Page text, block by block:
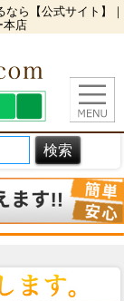
ら【公式サイト】｜
本店